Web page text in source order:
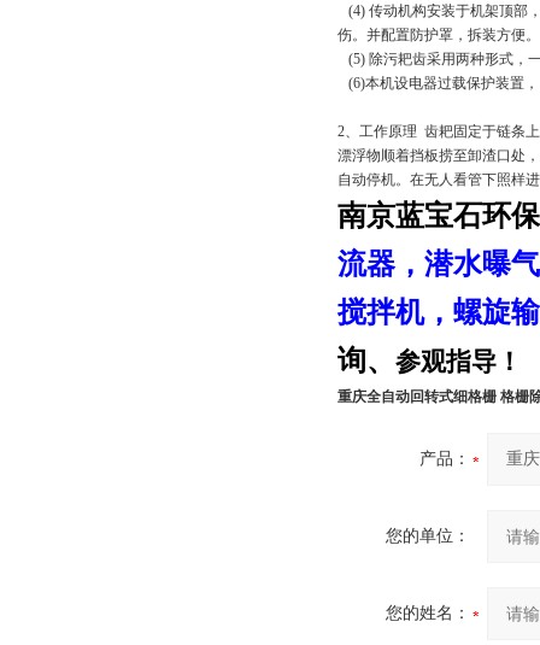
(4) 传动机构安装于机架顶部
伤。并配置防护罩，拆装方便
(5) 除污耙齿采用两种形式，
(6)本机设电器过载保护装置
2、工作原理 齿耙固定于链条
漂浮物顺着挡板捞至卸渣口处
自动停机。在无人看管下照样
南京蓝宝石环
流器，潜水曝
搅拌机，螺旋
询、 参观指导！
重庆全自动回转式细格栅 格栅
产品：
您的单位：
您的姓名：